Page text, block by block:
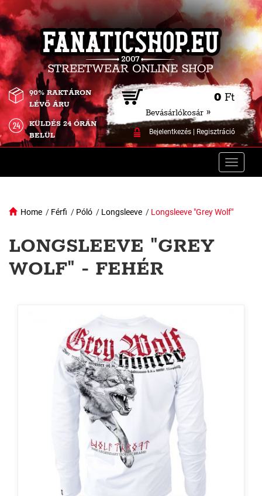
0 Ft
Bevásárlókosár »
Bejelentkezés| Regisztráció
90% RAKTÁRON
LÉVŐ ÁRU
KÜLDÉS 24 ÓRÁN
BELÜL
Toggle
Home / Férfi / Póló / Longsleeve / Longsleeve "Grey Wolf"
LONGSLEEVE "GREY
WOLF" - FEHÉR